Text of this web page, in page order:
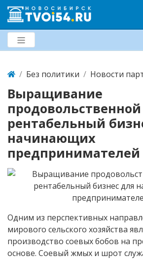
Без политики Новости
Выращивание
рентабельный
начинающих
предпринимателей
Одним из перспективных
мирового сельского хозяйства
производство соевых бобов на
основе. Соевый жмых и шрот